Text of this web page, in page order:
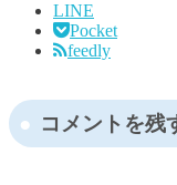
LINE
Pocket
feedly
コメントを残